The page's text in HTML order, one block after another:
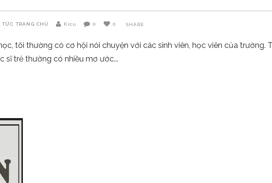
TỨC TRANG CHỦ Kicu 0 0 SHARE
tôi thường có cơ hội nói chuyện với các sinh viên, học viên của trường.
sĩ trẻ thường có nhiều mơ ước